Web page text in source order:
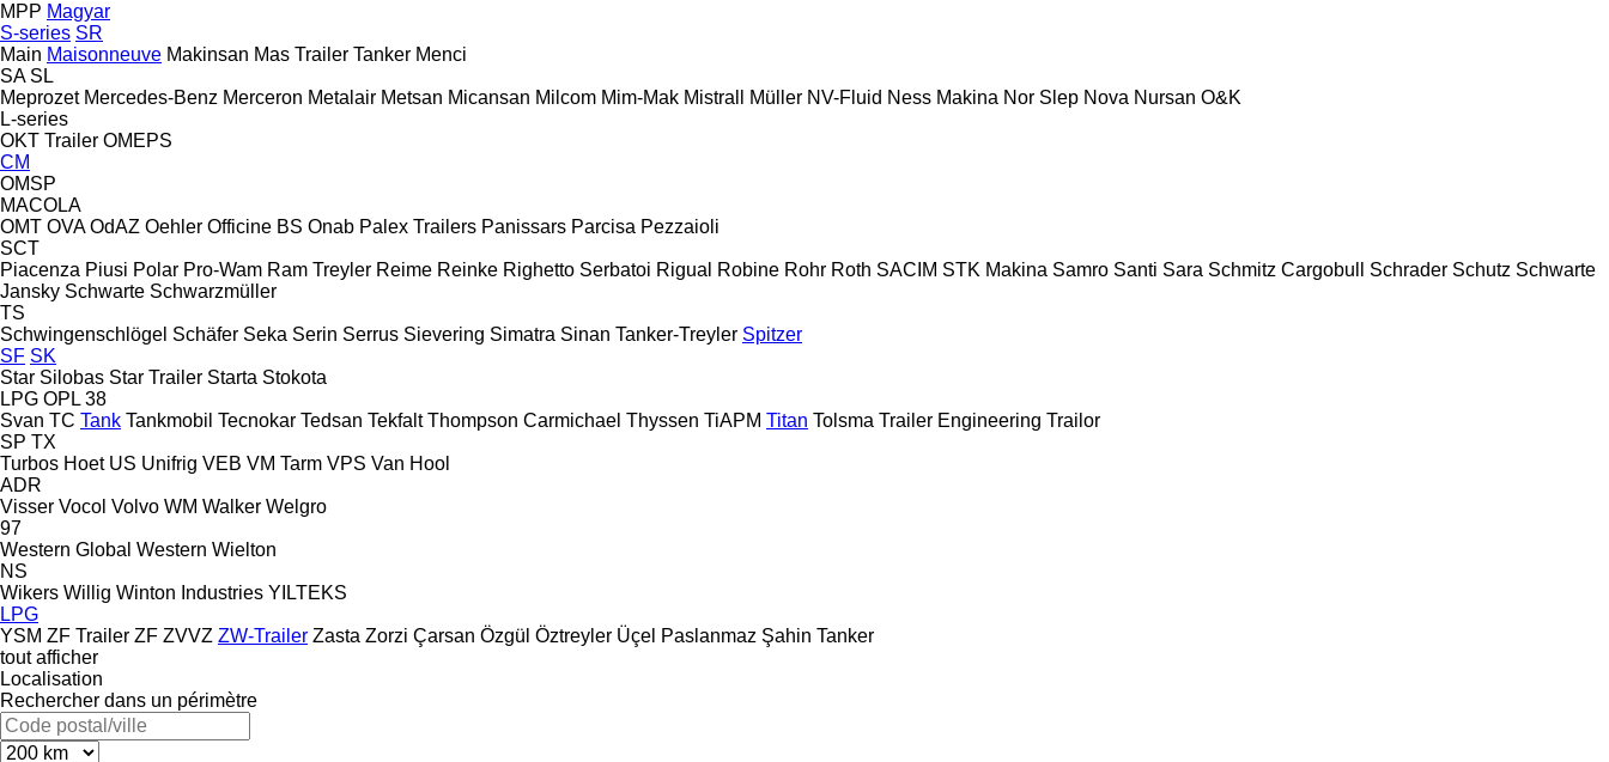
MPP Magyar
S-series SR
Main Maisonneuve Makinsan Mas Trailer Tanker Menci
SA SL
Meprozet Mercedes-Benz Merceron Metalair Metsan Micansan Milcom Mim-Mak Mistrall Müller NV-Fluid Ness Makina Nor Slep Nova Nursan O&K
L-series
OKT Trailer OMEPS
CM
OMSP
MACOLA
OMT OVA OdAZ Oehler Officine BS Onab Palex Trailers Panissars Parcisa Pezzaioli
SCT
Piacenza Piusi Polar Pro-Wam Ram Treyler Reime Reinke Righetto Serbatoi Rigual Robine Rohr Roth SACIM STK Makina Samro Santi Sara Schmitz Cargobull Schrader Schutz Schwarte
Jansky Schwarte Schwarzmüller
TS
Schwingenschlögel Schäfer Seka Serin Serrus Sievering Simatra Sinan Tanker-Treyler Spitzer
SF SK
Star Silobas Star Trailer Starta Stokota
LPG OPL 38
Svan TC Tank Tankmobil Tecnokar Tedsan Tekfalt Thompson Carmichael Thyssen TiAPM Titan Tolsma Trailer Engineering Trailor
SP TX
Turbos Hoet US Unifrig VEB VM Tarm VPS Van Hool
ADR
Visser Vocol Volvo WM Walker Welgro
97
Western Global Western Wielton
NS
Wikers Willig Winton Industries YILTEKS
LPG
YSM ZF Trailer ZF ZVVZ ZW-Trailer Zasta Zorzi Çarsan Özgül Öztreyler Üçel Paslanmaz Şahin Tanker
tout afficher
Localisation
Rechercher dans un périmètre